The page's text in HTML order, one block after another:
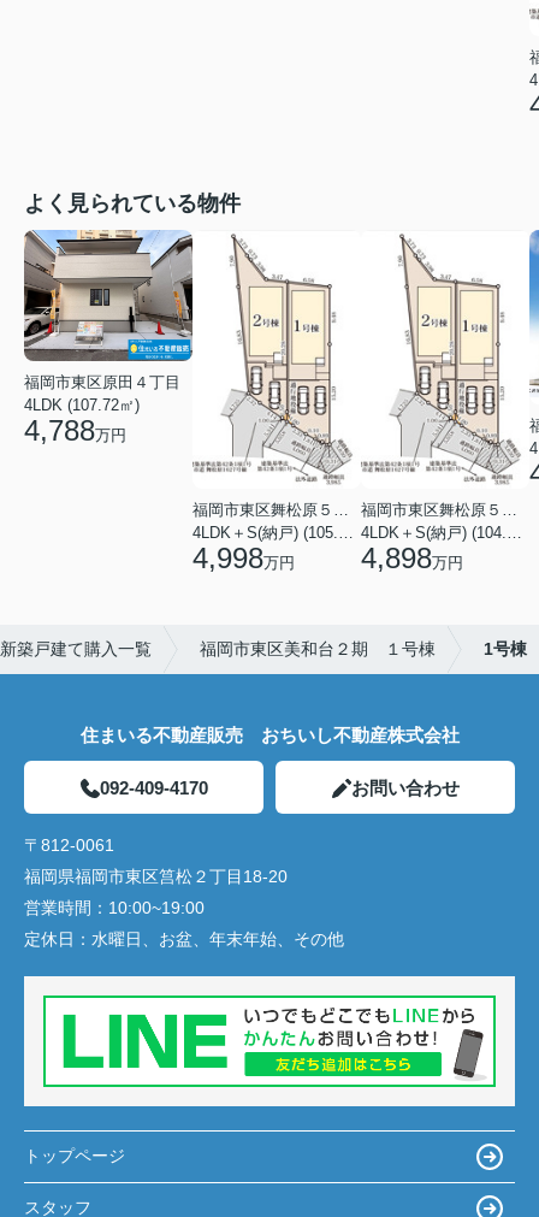
よく見られている物件
福岡市東区原田４丁目
4LDK (107.72㎡)
4,788万円
福岡市東区舞松原５丁目
4LDK＋S(納戸) (105.70㎡)
4,998万円
福岡市東区舞松原５丁目
4LDK＋S(納戸) (104.08㎡)
4,898万円
築戸建て購入一覧 福岡市東区美和台２期 １号棟 1号棟
住まいる不動産販売 おちいし不動産株式会社
092-409-4170 お問い合わせ
〒812-0061
福岡県福岡市東区筥松２丁目18-20
営業時間： 10:00~19:00
定休日： 水曜日、お盆、年末年始、その他
トップページ
スタッフ